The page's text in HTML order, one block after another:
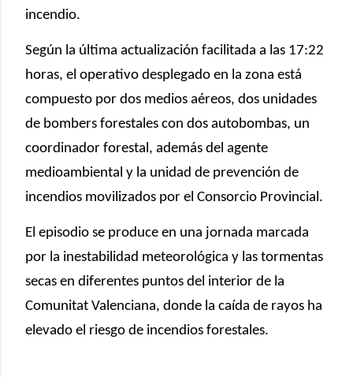
incendio.
Según la última actualización facilitada a las 17:22
horas, el operativo desplegado en la zona está
compuesto por dos medios aéreos, dos unidades
de bombers forestales con dos autobombas, un
coordinador forestal, además del agente
medioambiental y la unidad de prevención de
incendios movilizados por el Consorcio Provincial.
El episodio se produce en una jornada marcada
por la inestabilidad meteorológica y las tormentas
secas en diferentes puntos del interior de la
Comunitat Valenciana, donde la caída de rayos ha
elevado el riesgo de incendios forestales.